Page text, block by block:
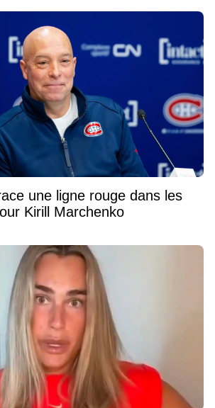
une ligne rouge dans les
Kirill Marchenko